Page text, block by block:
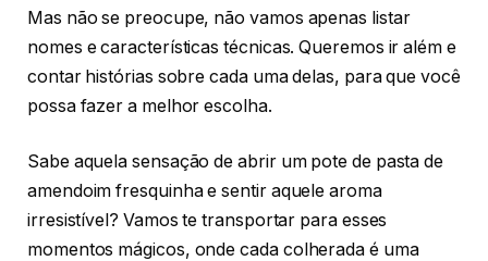
Mas não se preocupe, não vamos apenas listar
nomes e características técnicas. Queremos ir além e
contar histórias sobre cada uma delas, para que você
possa fazer a melhor escolha.
Sabe aquela sensação de abrir um pote de pasta de
amendoim fresquinha e sentir aquele aroma
irresistível? Vamos te transportar para esses
momentos mágicos, onde cada colherada é uma